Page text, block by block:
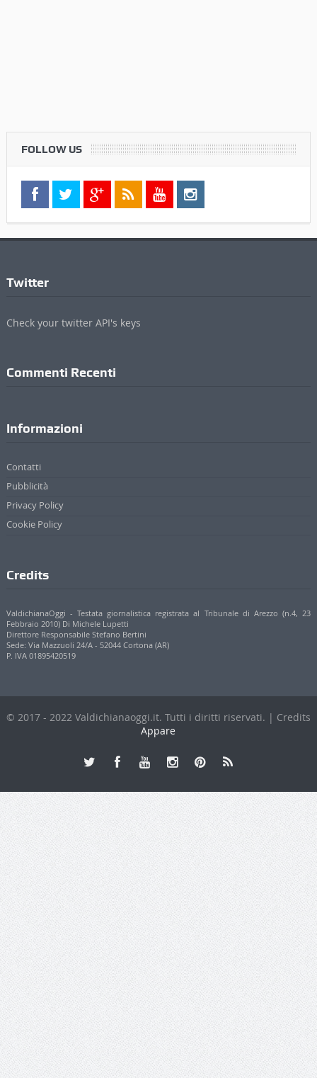
FOLLOW US
Twitter
Check your twitter API's keys
Commenti Recenti
Informazioni
Contatti
Pubblicità
Privacy Policy
Cookie Policy
Credits
ValdichianaOggi - Testata giornalistica registrata al Tribunale di Arezzo (n.4, 23
Febbraio 2010) Di Michele Lupetti
Direttore Responsabile Stefano Bertini
Sede: Via Mazzuoli 24/A - 52044 Cortona (AR)
P. IVA 01895420519
© 2017 - 2022 Valdichianaoggi.it. Tutti i diritti riservati. | Credits
Appare